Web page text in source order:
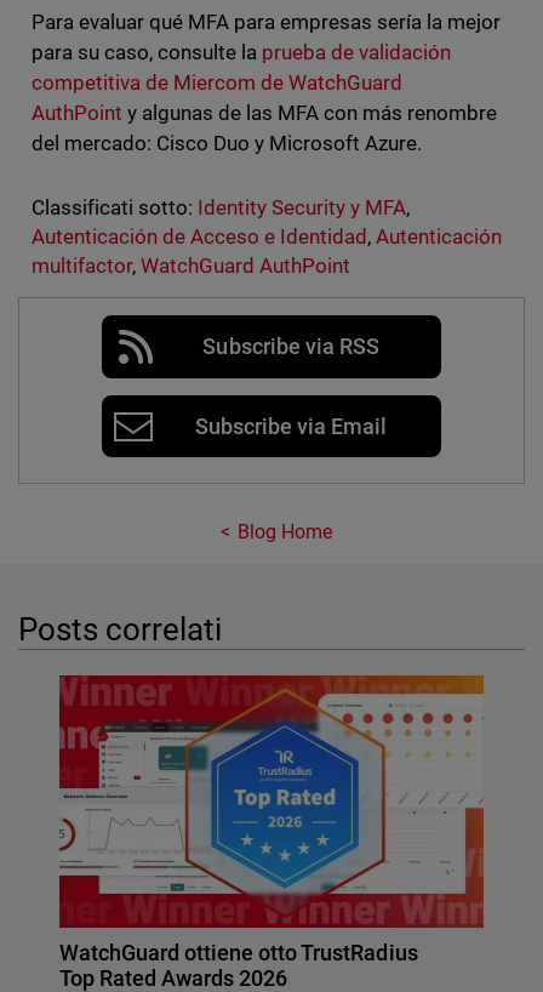
Para evaluar qué MFA para empresas sería la mejor
para su caso, consulte la prueba de validación
competitiva de Miercom de WatchGuard
AuthPoint y algunas de las MFA con más renombre
del mercado: Cisco Duo y Microsoft Azure.
Classificati sotto: Identity Security y MFA,
Autenticación de Acceso e Identidad ,Autenticación
multifactor, WatchGuard AuthPoint
Subscribe via RSS
Subscribe via Email
Blog Home
Posts correlati
WatchGuard ottiene otto TrustRadius
Top Rated Awards 2026